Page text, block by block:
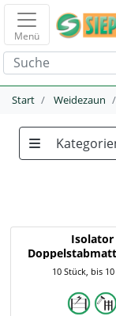
Menü
Start Weidezaun
Isolator
10 Stück, bis